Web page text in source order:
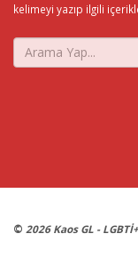
kelimeyi yazıp ilgili
© 2026 Kaos GL -